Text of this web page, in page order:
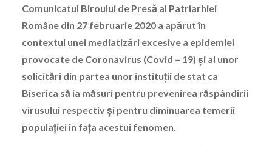
Comunicatul Biroului de Presă al Patriarhiei
Române din 27 februarie 2020 a apărut în
contextul unei mediatizări excesive a epidemiei
provocate de Coronavirus (Covid – 19) şi al unor
solicitări din partea unor instituţii de stat ca
Biserica să ia măsuri pentru prevenirea răspândirii
virusului respectiv şi pentru diminuarea temerii
populaţiei în faţa acestui fenomen.